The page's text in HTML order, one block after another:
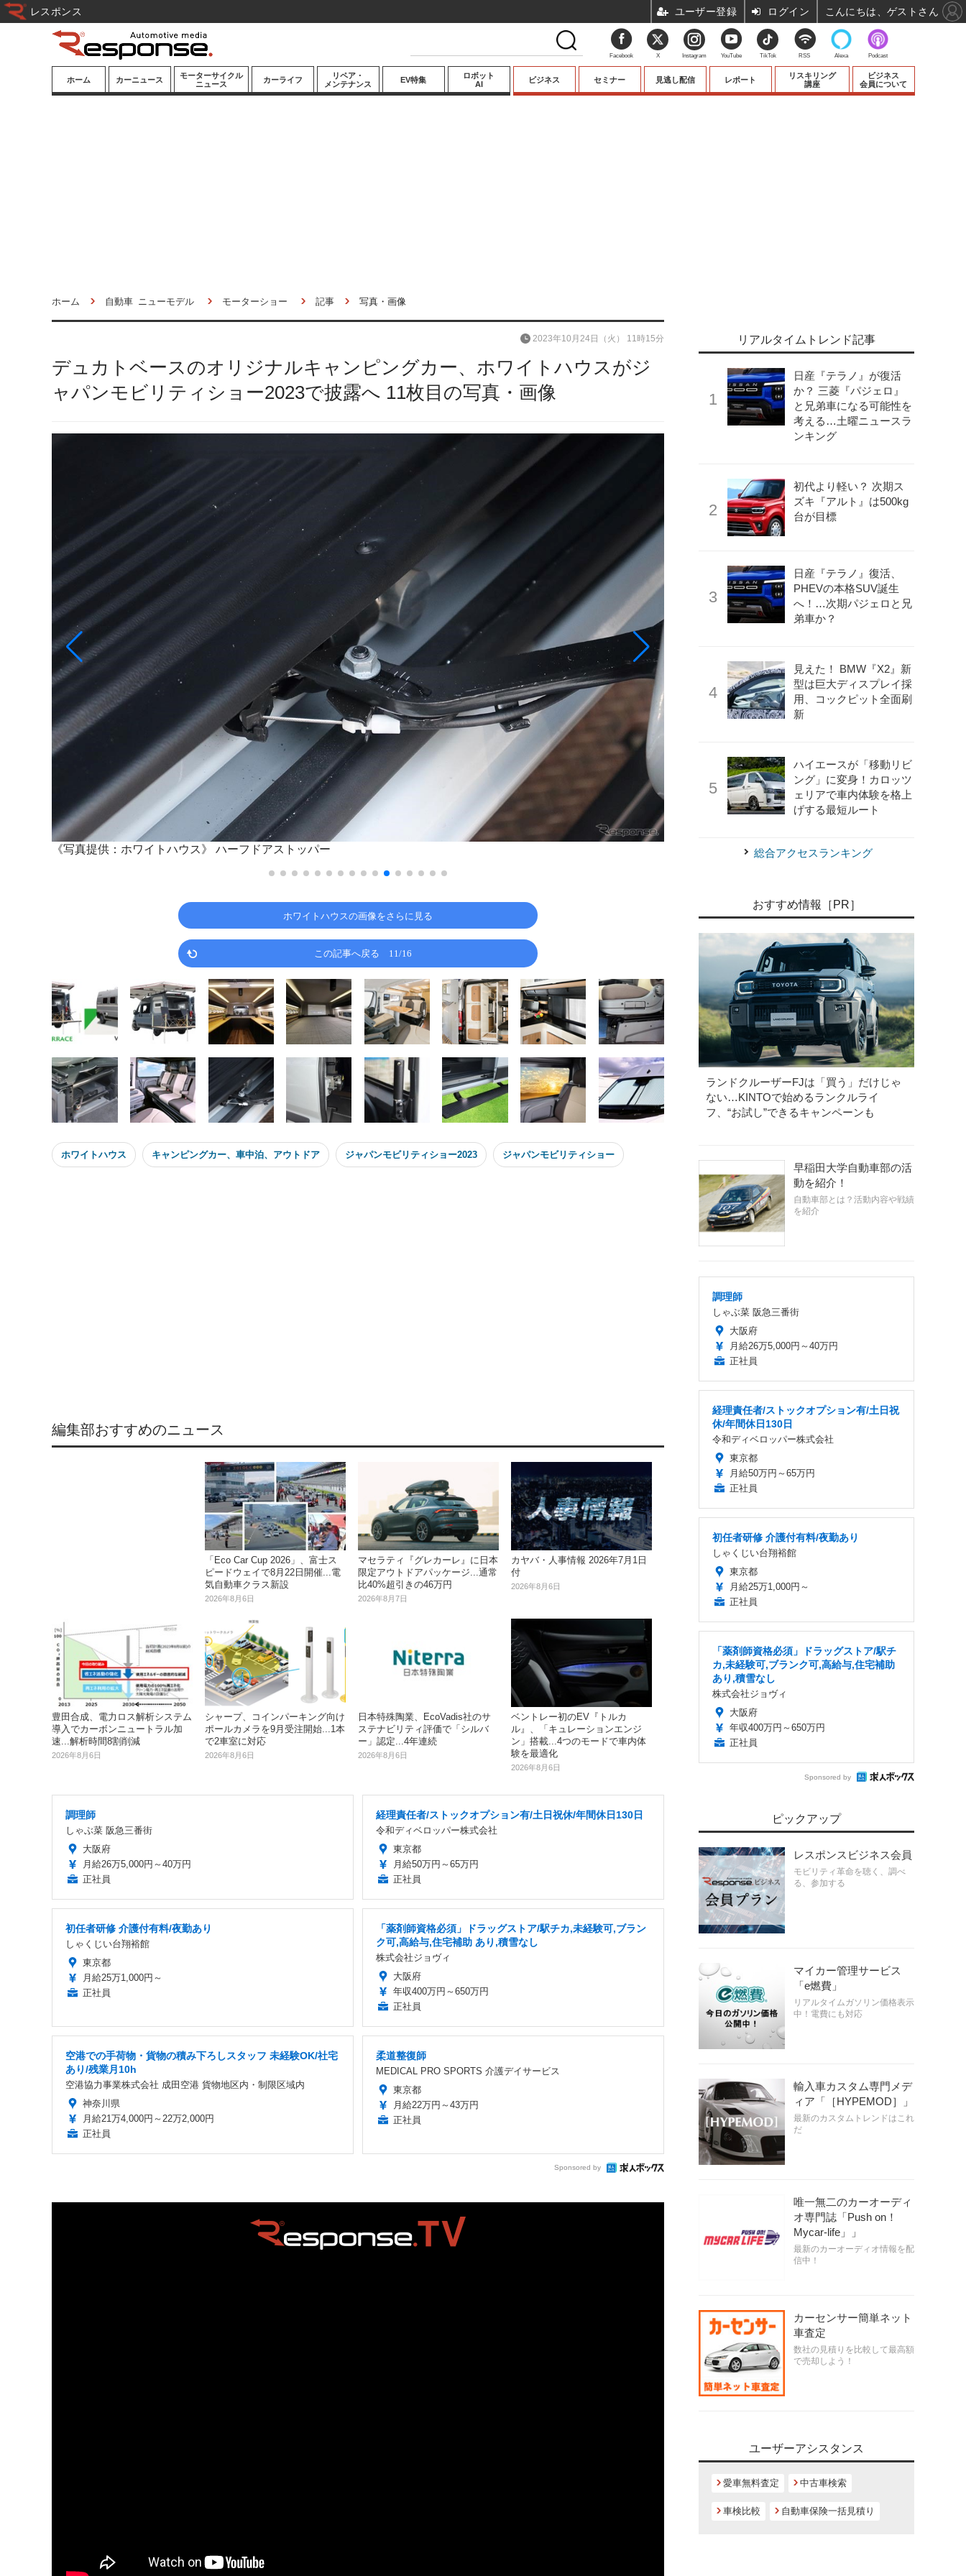
ホーム カーニュース
モーターサイクル
ニュース
カーライフ
リペア・
メンテナンス
EV特集
ロボット
AI
ビジネス セミナー 見逃し配信 レポート
リスキリング
講座
ビジネス
会員について
ホーム 自動車 ニューモデル モーターショー 記事 写真・画像
デュカトベースのオリジナルキャンピングカー、ホワイトハウスがジ
ャパンモビリティショー2023で披露へ 11枚目の写真・画像
2023年10月24日（火） 11時15分
《写真提供：ホワイトハウス》 ハーフドアストッパー 《写真提供：ホワイトハウス》 ソフトドアクローザー
ホワイトハウスの画像をさらに見る
この記事へ戻る 11/16
ホワイトハウス キャンピングカー、車中泊、アウトドア ジャパンモビリティショー2023 ジャパンモビリティショー
編集部おすすめのニュース
「Eco Car Cup 2026」、富士ス
ピードウェイで8月22日開催...電
気自動車クラス新設
2026年8月6日
マセラティ『グレカーレ』に日本
限定アウトドアパッケージ...通常
比40%超引きの46万円
2026年8月7日
カヤバ・人事情報 2026年7月1日
付
2026年8月6日
豊田合成、電力ロス解析システム
導入でカーボンニュートラル加
速...解析時間8割削減
2026年8月6日
シャープ、コインパーキング向け
ポールカメラを9月受注開始...1本
で2車室に対応
2026年8月6日
日本特殊陶業、EcoVadis社のサ
ステナビリティ評価で「シルバ
ー」認定...4年連続
2026年8月6日
ベントレー初のEV『トルカ
ル』、「キュレーションエンジ
ン」搭載...4つのモードで車内体
験を最適化
2026年8月6日
調理師
しゃぶ菜 阪急三番街
大阪府
月給26万5,000円～40万円
正社員
経理責任者/ストックオプション有/土日祝休/年間休日130日
令和ディベロッパー株式会社
東京都
月給50万円～65万円
正社員
初任者研修 介護付有料/夜勤あり
しゃくじい台翔裕館
東京都
月給25万1,000円～
正社員
「薬剤師資格必須」ドラッグストア/駅チカ,未経験可,ブラン
ク可,高給与,住宅補助 あり,積雪なし
株式会社ジョヴィ
大阪府
年収400万円～650万円
正社員
空港での手荷物・貨物の積み下ろしスタッフ 未経験OK/社宅
あり/残業月10h
空港協力事業株式会社 成田空港 貨物地区内・制限区域内
神奈川県
月給21万4,000円～22万2,000円
正社員
柔道整復師
MEDICAL PRO SPORTS 介護デイサービス
東京都
月給22万円～43万円
正社員
Sponsored by
リアルタイムトレンド記事
日産『テラノ』が復活
か？ 三菱『パジェロ』
と兄弟車になる可能性を
考える…土曜ニュースラ
ンキング
初代より軽い？ 次期ス
ズキ『アルト』は500kg
台が目標
日産『テラノ』復活、
PHEVの本格SUV誕生
へ！…次期パジェロと兄
弟車か？
見えた！ BMW『X2』新
型は巨大ディスプレイ採
用、コックピット全面刷
新
ハイエースが「移動リビ
ング」に変身！カロッツ
ェリアで車内体験を格上
げする最短ルート
総合アクセスランキング
おすすめ情報［PR］
ランドクルーザーFJは「買う」だけじゃ
ない…KINTOで始めるランクルライ
フ、“お試し”できるキャンペーンも
早稲田大学自動車部の活
動を紹介！
自動車部とは？活動内容や戦績
を紹介
調理師
しゃぶ菜 阪急三番街
大阪府
月給26万5,000円～40万円
正社員
経理責任者/ストックオプション有/土日祝
休/年間休日130日
令和ディベロッパー株式会社
東京都
月給50万円～65万円
正社員
初任者研修 介護付有料/夜勤あり
しゃくじい台翔裕館
東京都
月給25万1,000円～
正社員
「薬剤師資格必須」ドラッグストア/駅チ
カ,未経験可,ブランク可,高給与,住宅補助
あり,積雪なし
株式会社ジョヴィ
大阪府
年収400万円～650万円
正社員
Sponsored by
ピックアップ
レスポンスビジネス会員
モビリティ革命を聴く、調べ
る、参加する
マイカー管理サービス
「e燃費」
リアルタイムガソリン価格表示
中！電費にも対応
輸入車カスタム専門メデ
ィア「［HYPEMOD］」
最新のカスタムトレンドはこれ
だ
唯一無二のカーオーディ
オ専門誌「Push on！
Mycar-life」」
最新のカーオーディオ情報を配
信中！
カーセンサー簡単ネット
車査定
数社の見積りを比較して最高額
で売却しよう！
ユーザーアシスタンス
愛車無料査定 中古車検索
車検比較 自動車保険一括見積り
Facebook X Instagram YouTube TikTok RSS Alexa Podcast
レスポンス ユーザー登録 ログイン こんにちは、ゲストさん